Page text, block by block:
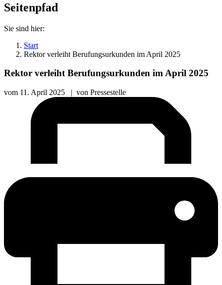
Seitenpfad
Sie sind hier:
Start
Rektor verleiht Berufungsurkunden im April 2025
Rektor verleiht Berufungsurkunden im April 2025
vom 11. April 2025 | von Pressestelle